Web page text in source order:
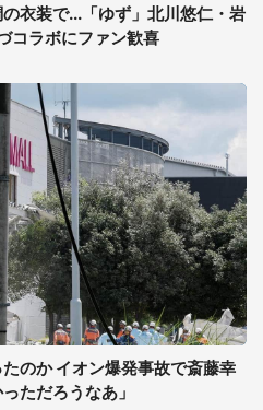
衣装で...「ゆず」北川悠仁・岩
コラボにファン歓喜
のか イオン爆発事故で斎藤幸
ただろうなあ」